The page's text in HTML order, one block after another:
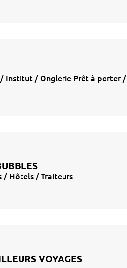
Institut / Onglerie Prêt à porter /
/ Hôtels / Traiteurs
VOYAGES